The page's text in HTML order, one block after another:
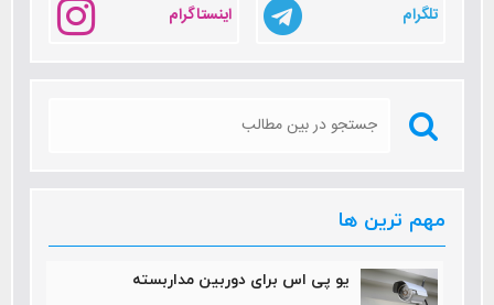
تلگرام اینستاگرام
مهم ترین ها
یو پی اس برای دوربین مداربسته